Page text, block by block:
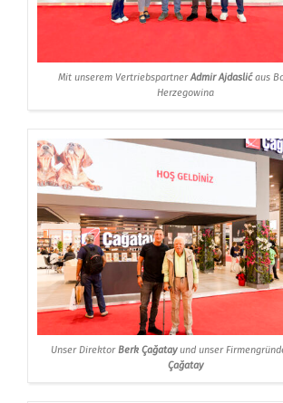
Mit unserem VertriebspartnerAdmir Ajdaslićaus
Herzegowina
Unser DirektorBerk Çağatayund unser
Çağatay